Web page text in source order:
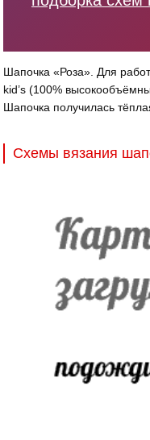
Шапочка «Роза». Для
kid’s (100%
Шапочка получилась
Схемы вязания